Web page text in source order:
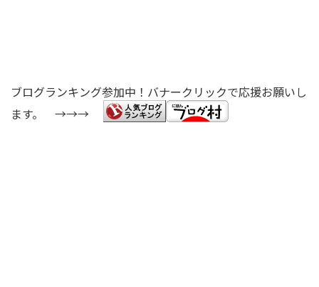
ブログランキング参加中！バナークリックで応援お願いし
ます。 →→→